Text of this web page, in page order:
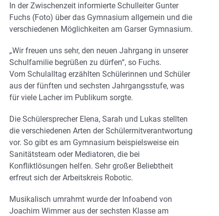
In der Zwischenzeit informierte Schulleiter Gunter
Fuchs (Foto) über das Gymnasium allgemein und die
verschiedenen Möglichkeiten am Garser Gymnasium.
„Wir freuen uns sehr, den neuen Jahrgang in unserer
Schulfamilie begrüßen zu dürfen“, so Fuchs.
Vom Schulalltag erzählten Schülerinnen und Schüler
aus der fünften und sechsten Jahrgangsstufe, was
für viele Lacher im Publikum sorgte.
Die Schülersprecher Elena, Sarah und Lukas stellten
die verschiedenen Arten der Schülermitverantwortung
vor. So gibt es am Gymnasium beispielsweise ein
Sanitätsteam oder Mediatoren, die bei
Konfliktlösungen helfen. Sehr großer Beliebtheit
erfreut sich der Arbeitskreis Robotic.
Musikalisch umrahmt wurde der Infoabend von
Joachim Wimmer aus der sechsten Klasse am